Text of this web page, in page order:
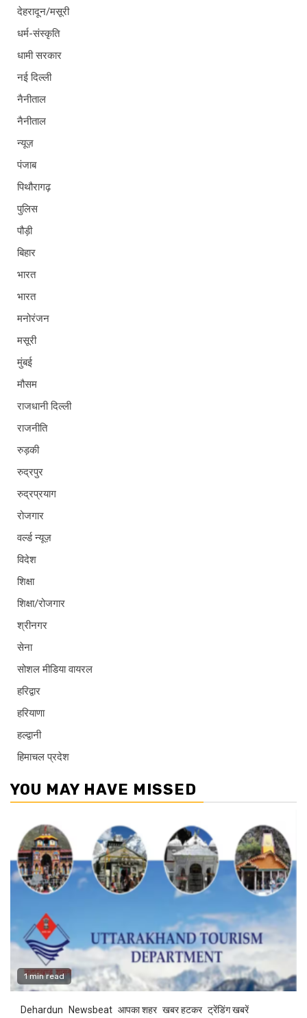
देहरादून/मसूरी
धर्म-संस्कृति
धामी सरकार
नई दिल्ली
नैनीताल
नैनीताल
न्यूज़
पंजाब
पिथौरागढ़
पुलिस
पौड़ी
बिहार
भारत
भारत
मनोरंजन
मसूरी
मुंबई
मौसम
राजधानी दिल्ली
राजनीति
रुड़की
रुद्रपुर
रुद्रप्रयाग
रोजगार
वर्ल्ड न्यूज़
विदेश
शिक्षा
शिक्षा/रोजगार
श्रीनगर
सेना
सोशल मीडिया वायरल
हरिद्वार
हरियाणा
हल्द्वानी
हिमाचल प्रदेश
YOU MAY HAVE MISSED
1 min read
Dehardun Newsbeat आपका शहर खबर हटकर ट्रेंडिंग खबरें